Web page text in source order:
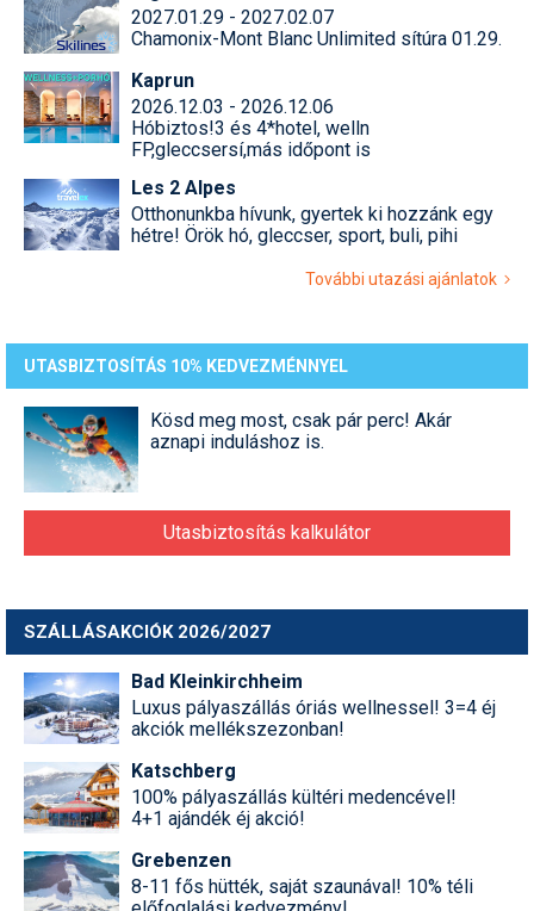
2027.01.29 - 2027.02.07
Chamonix-Mont Blanc Unlimited sítúra 01.29.
Kaprun
2026.12.03 - 2026.12.06
Hóbiztos!3 és 4*hotel, welln
FP,gleccsersí,más időpont is
Les 2 Alpes
Otthonunkba hívunk, gyertek ki hozzánk egy
hétre! Örök hó, gleccser, sport, buli, pihi
További utazási ajánlatok
UTASBIZTOSÍTÁS 10% KEDVEZMÉNNYEL
Kösd meg most, csak pár perc! Akár
aznapi induláshoz is.
Utasbiztosítás kalkulátor
SZÁLLÁSAKCIÓK 2026/2027
Bad Kleinkirchheim
Luxus pályaszállás óriás wellnessel! 3=4 éj
akciók mellékszezonban!
Katschberg
100% pályaszállás kültéri medencével!
4+1 ajándék éj akció!
Grebenzen
8-11 fős hütték, saját szaunával! 10% téli